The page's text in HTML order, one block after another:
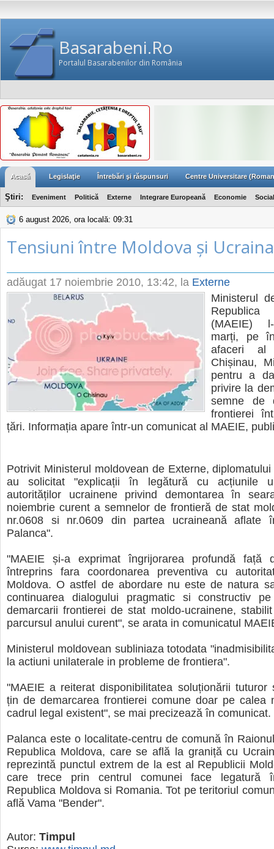
Basarabeni.Ro
Portalul Basarabenilor din România
Acasă Legislaţie Întrebări şi răspunsuri Centre Universitare
Ştiri: Eveniment Politică Externe Integrare Europeană Economie Social
6 august 2026, ora locală: 09:31
Tensiuni între Moldova și Ucraina
adăugat 17 noiembrie 2010, 13:42, la Externe
Ministerul
(MAEIE)
marți, pe
afaceri al
Chișinau,
pentru a
privire la
semne de
frontierei
țări. Informația apare într-un comunicat al MAEIE,
Potrivit Ministerul moldovean de Externe,
au solicitat "explicații în legătură cu acțiunile
autorităților ucrainene privind demontarea în
noiembrie curent a semnelor de frontieră de stat
nr.0608 si nr.0609 din partea ucraineană aflate
Palanca".
"MAEIE și-a exprimat îngrijorarea profundă față
întreprins fara coordonarea preventiva cu
Moldova. O astfel de abordare nu este de natura
continuarea dialogului pragmatic si constructiv pe
demarcarii frontierei de stat moldo-ucrainene,
parcursul anului curent", se arata in comunicatul
Ministerul moldovean subliniaza totodata
la actiuni unilaterale in probleme de frontiera".
"MAEIE a reiterat disponibilitatea soluționării tuturor
țin de demarcarea frontierei comune doar pe calea
cadrul legal existent", se mai precizează în comunicat.
Palanca este o localitate-centru de comună în
Republica Moldova, care se află la graniță cu
reprezintă punctul extrem de la est al Republicii
care trece prin centrul comunei face legatură
Republica Moldova si Romania. Tot pe teritoriul
află Vama "Bender".
Autor: Timpul